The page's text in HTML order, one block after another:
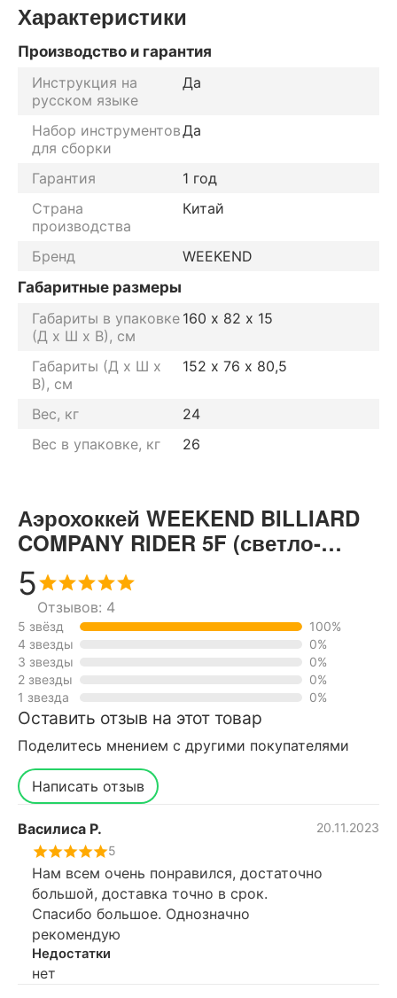
Характеристики
Производство и гарантия
Инструкция на
русском языке
Да
Набор инструментов
для сборки
Да
Гарантия
1 год
Страна
производства
Китай
Бренд
WEEKEND
Габаритные размеры
Габариты в упаковке
(Д х Ш х В), см
160 х 82 х 15
Габариты (Д х Ш х
В), см
152 х 76 х 80,5
Вес, кг
24
Вес в упаковке, кг
26
Аэрохоккей WEEKEND BILLIARD
COMPANY RIDER 5F (светло-
черный, складной) отзывы от
реальных покупателей нашего
интернет-магазина
5
Отзывов: 4
5 звёзд
100%
4 звезды
0%
3 звезды
0%
2 звезды
0%
1 звезда
0%
Оставить отзыв на этот товар
Поделитесь мнением с другими покупателями
Написать отзыв
Василиса Р.
20.11.2023
5
Нам всем очень понравился, достаточно
большой, доставка точно в срок.
Спасибо большое. Однозначно
рекомендую
Недостатки
нет